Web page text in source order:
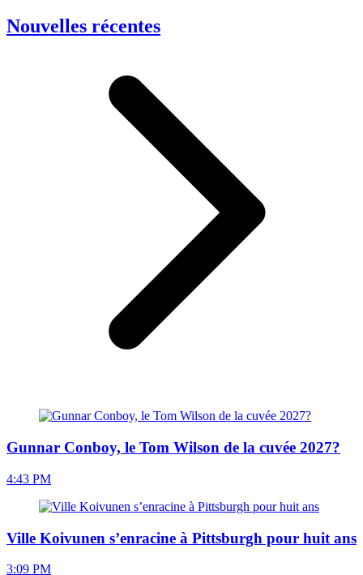
Nouvelles récentes
Gunnar Conboy, le Tom Wilson de la cuvée 2027?
4:43 PM
Ville Koivunen s’enracine à Pittsburgh pour huit ans
3:09 PM